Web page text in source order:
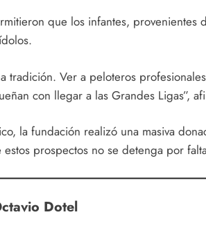
que los infantes, provenientes
tradición. Ver a peloteros
con llegar a las Grandes Ligas”,
la fundación realizó una masiva
prospectos no se detenga por
Dotel